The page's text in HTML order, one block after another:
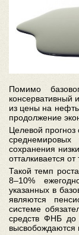
Помимо
консервативный
из цены на нефть
продолжение
Целевой прогноз
сохранения
отталкивается
Такой темп
8–10%
указанных в
являются
системе
средств ФНБ до
высвобождаются